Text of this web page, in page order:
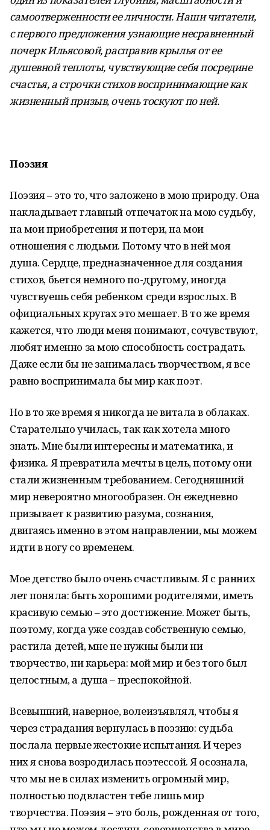
самоотверженности ее личности. Наши читатели,
с первого предложения узнающие несравненный
почерк Ильясовой, расправив крылья от ее
душевной теплоты, чувствующие себя посредине
счастья, а строчки стихов воспринимающие как
жизненный призыв, очень тоскуют по ней.
Поэзия
Поэзия – это то, что заложено в мою природу. Она
накладывает главный отпечаток на мою судьбу,
на мои приобретения и потери, на мои
отношения с людьми. Потому что в ней моя
душа. Сердце, предназначенное для создания
стихов, бьется немного по-другому, иногда
чувствуешь себя ребенком среди взрослых. В
официальных кругах это мешает. В то же время
кажется, что люди меня понимают, сочувствуют,
любят именно за мою способность сострадать.
Даже если бы не занималась творчеством, я все
равно воспринимала бы мир как поэт.
Но в то же время я никогда не витала в облаках.
Старательно училась, так как хотела много
знать. Мне были интересны и математика, и
физика. Я превратила мечты в цель, потому они
стали жизненным требованием. Сегодняшний
мир невероятно многообразен. Он ежедневно
призывает к развитию разума, сознания,
двигаясь именно в этом направлении, мы можем
идти в ногу со временем.
Мое детство было очень счастливым. Я с ранних
лет поняла: быть хорошими родителями, иметь
красивую семью – это достижение. Может быть,
поэтому, когда уже создав собственную семью,
растила детей, мне не нужны были ни
творчество, ни карьера: мой мир и без того был
целостным, а душа – преспокойной.
Всевышний, наверное, волеизъявлял, чтобы я
через страдания вернулась в поэзию: судьба
послала первые жестокие испытания. И через
них я снова возродилась поэтессой. Я осознала,
что мы не в силах изменить огромный мир,
полностью подвластен тебе лишь мир
творчества. Поэзия – это боль, рожденная от того,